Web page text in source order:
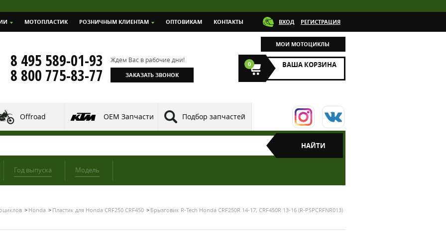
МОТОПЛАСТИК РОЗНИЧНЫМ КЛИЕНТАМ ОПТОВИКАМ КОНТАКТЫ ВХОД РЕГИСТРАЦИЯ
МОИ МОТОЦИКЛЫ
8 495 589-01-93
8 800 775-83-77
Ждем Вас в рабочие дни!
ЗАКАЗАТЬ ЗВОНОК
0 ВАША КОРЗИНА
Offroad OEM Запчасти Подбор запчастей
Год выпуска Модель
Honda Пластик для Honda CRF250 CRF450
Брызговик R-Tech Honda CRF250R 14-17, CRF450R 13-16 (R-PSPCRFNR013)